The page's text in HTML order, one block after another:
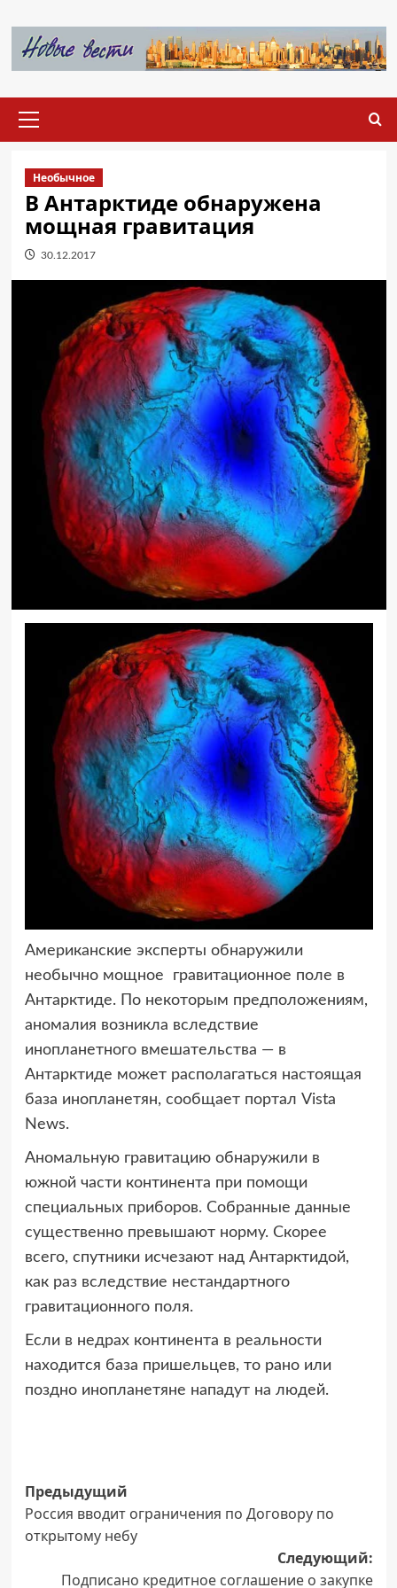
содержимому
меню
Необычное
В Антарктиде обнаружена
мощная гравитация
30.12.2017
Американские эксперты обнаружили
необычно мощное гравитационное поле в
Антарктиде. По некоторым предположениям,
аномалия возникла вследствие
инопланетного вмешательства — в
Антарктиде может располагаться настоящая
база инопланетян, сообщает портал Vista
News.
Аномальную гравитацию обнаружили в
южной части континента при помощи
специальных приборов. Собранные данные
существенно превышают норму. Скорее
всего, спутники исчезают над Антарктидой,
как раз вследствие нестандартного
гравитационного поля.
Если в недрах континента в реальности
находится база пришельцев, то рано или
поздно инопланетяне нападут на людей.
Навигация
записи
Предыдущий
Россия вводит ограничения по Договору по
открытому небу
Следующий:
Подписано кредитное соглашение о закупке